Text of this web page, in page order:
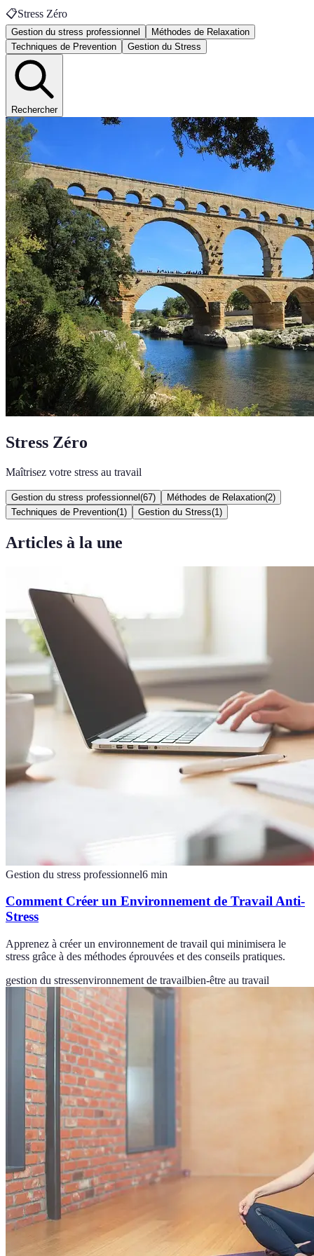
📋Stress Zéro
Gestion du stress professionnel
Méthodes de Relaxation
Techniques de Prevention
Gestion du Stress
Rechercher
Stress Zéro
Maîtrisez votre stress au travail
Gestion du stress professionnel (67) Méthodes de Relaxation(2)
Techniques de Prevention(1 ) Gestion du Stress(1 )
Articles à la une
Gestion du stress professionnel6 min
Comment Créer un Environnement de Travail Anti-
Stress
Apprenez à créer un environnement de travail qui minimisera le
stress grâce à des méthodes éprouvées et des conseils pratiques.
gestion du stressenvironnement de travailbien-être au travail